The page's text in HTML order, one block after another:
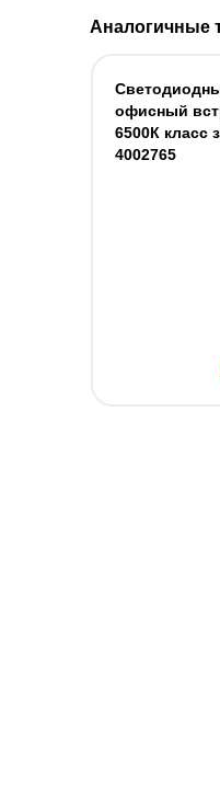
Аналогичные
офисный
6500К класс
4002765